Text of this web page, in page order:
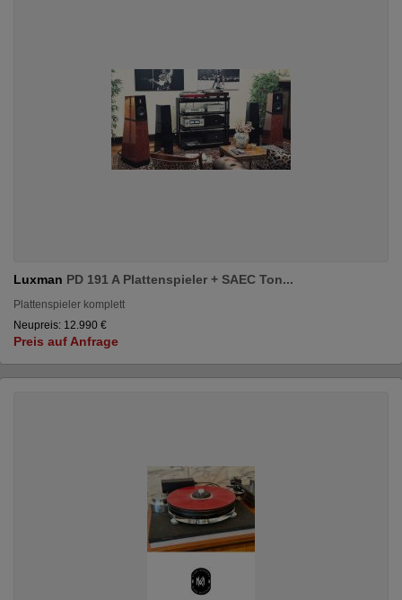
Luxman PD 191 A Plattenspieler + SAEC Ton...
Plattenspieler komplett
Neupreis: 12.990 €
Preis auf Anfrage